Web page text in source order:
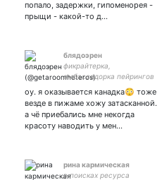
попало, задержки, гипоменорея -
прыщи - какой-то д…
блядоэрен
фикрайтерка,
амбассадорка пейрингов
Кольт/Фрида и Флок/Киёми
оу. я оказывается канадка😳 тоже
везде в пижаме хожу затасканной.
а чё приебались мне некогда
красоту наводить у мен…
рина кармическая
в поисках ресурса